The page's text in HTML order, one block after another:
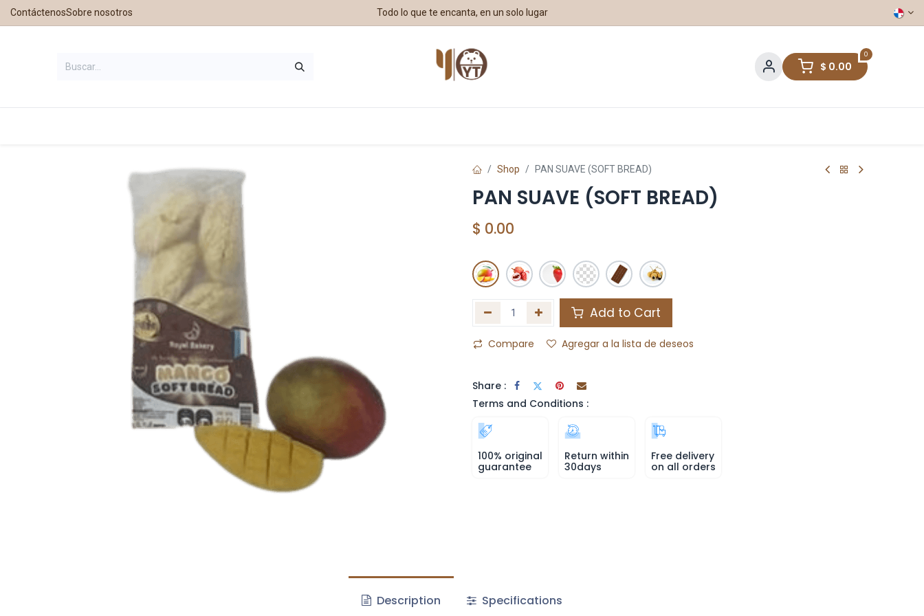
ContáctenosSobre nosotros Todo lo que te encanta, en un solo lugar
0
$ 0.00
Shop PAN SUAVE (SOFT BREAD)
PAN SUAVE (SOFT BREAD)
$ 0.00
Add to Cart
Compare Agregar a la lista de deseos
Share :
Terms and Conditions :
100% original
guarantee
Return within
30days
Free delivery
on all orders
Description Specifications